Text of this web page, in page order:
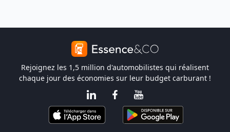
Rejoignez les 1,5 million d'automobilistes qui réalisent
chaque jour des économies sur leur budget carburant !